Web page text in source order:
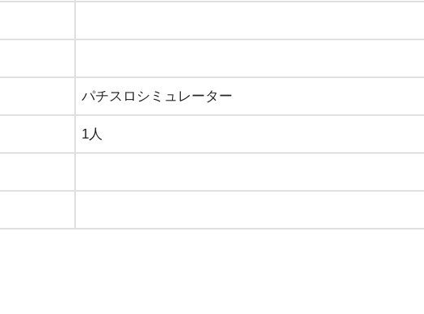
パチスロシミュレーター
1人